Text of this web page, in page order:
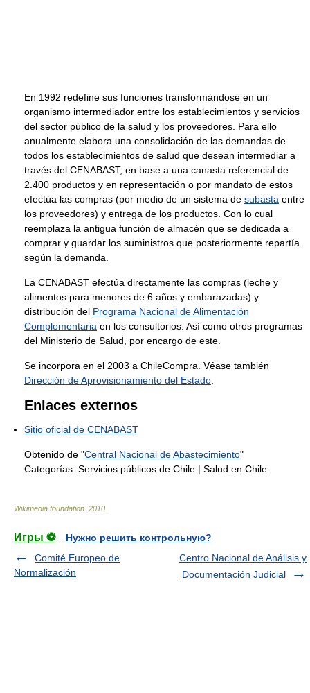
En 1992 redefine sus funciones transformándose en un
organismo intermediador entre los establecimientos y servicios
del sector público de la salud y los proveedores. Para ello
anualmente elabora una consolidación de las demandas de
todos los establecimientos de salud que desean intermediar a
través del CENABAST, en base a una canasta referencial de
2.400 productos y en representación o por mandato de estos
efectúa las compras (por medio de un sistema de subasta entre
los proveedores) y entrega de los productos. Con lo cual
reemplaza la antigua función de almacén que se dedicada a
comprar y guardar los suministros que posteriormente repartía
según la demanda.
La CENABAST efectúa directamente las compras (leche y
alimentos para menores de 6 años y embarazadas) y
distribución del Programa Nacional de Alimentación
Complementaria en los consultorios. Así como otros programas
del Ministerio de Salud, por encargo de este.
Se incorpora en el 2003 a ChileCompra. Véase también
Dirección de Aprovisionamiento del Estado
Enlaces externos
Sitio oficial de CENABAST
Obtenido de "Central Nacional de Abastecimiento"
Categorías: Servicios públicos de Chile | Salud en Chile
Wikimedia foundation 2010
Игры ⚽
Нужно решить контрольную?
Comité Europeo de
Normalización
Centro Nacional de Análisis y
Documentación Judicial